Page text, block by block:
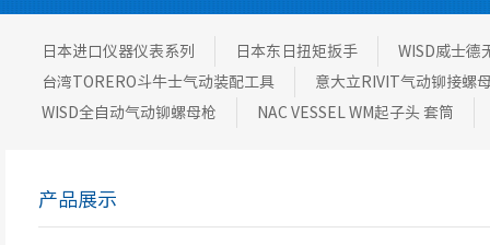
日本进口仪器仪表系列 日本东日扭矩扳手
WISD威士德
台湾TORERO斗牛士气动装配工具
意大立RIVIT气动铆接螺
WISD全自动气动铆螺母枪
NAC VESSEL WM起子头 套筒
产品展示